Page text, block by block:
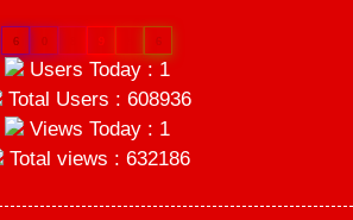
6 0 9 6
Users Today : 1
Total Users : 608936
Views Today : 1
Total views : 632186